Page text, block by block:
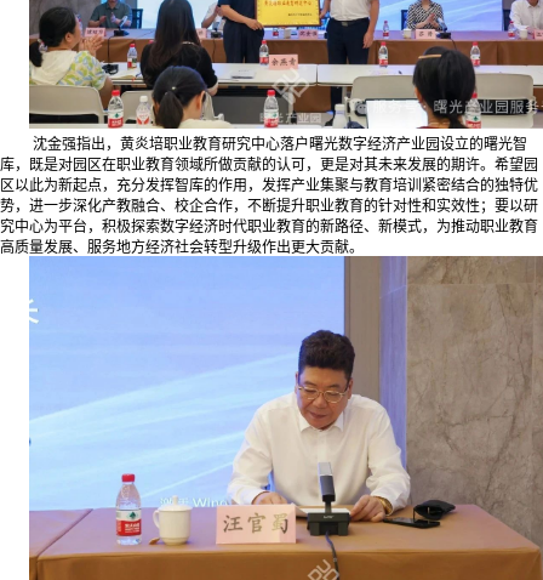
沈金强指出，黄炎培职业教育研究中心落户曙光数字经济产业园设立的曙光智
库，既是对园区在职业教育领域所做贡献的认可，更是对其未来发展的期许。希望园
区以此为新起点，充分发挥智库的作用，发挥产业集聚与教育培训紧密结合的独特优
势，进一步深化产教融合、校企合作，不断提升职业教育的针对性和实效性；要以研
究中心为平台，积极探索数字经济时代职业教育的新路径、新模式，为推动职业教育
高质量发展、服务地方经济社会转型升级作出更大贡献。